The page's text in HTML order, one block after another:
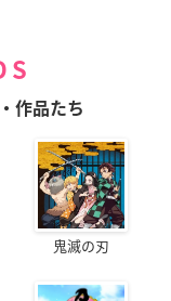
作品たち
鬼滅の刃